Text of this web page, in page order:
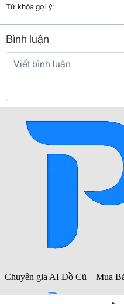
Từ khóa gợi ý:
Bình luận